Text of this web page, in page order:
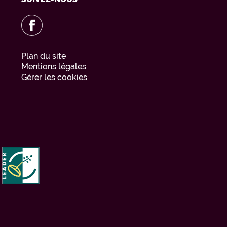
Plan du site
Mentions légales
Gérer les cookies